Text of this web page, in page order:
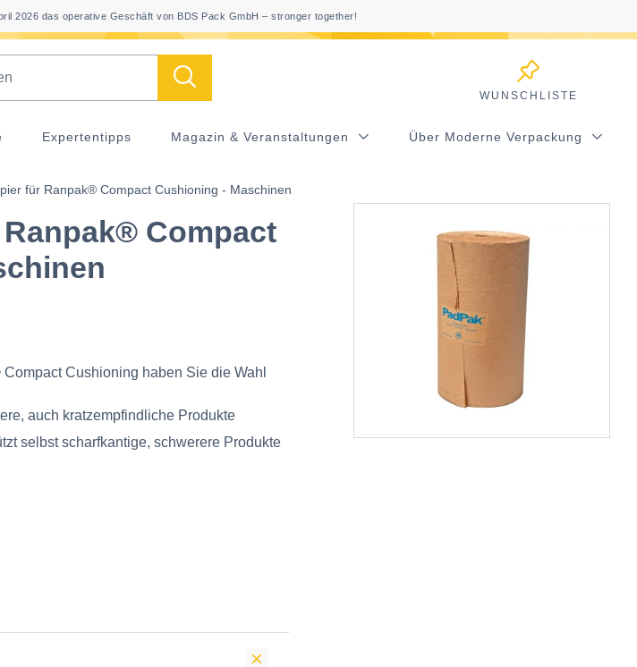
2026 das operative Geschäft von BDS Pack GmbH – stronger together!
WUNSCHLISTE
Expertentipps Magazin & Veranstaltungen Über Moderne Verpackung
für Ranpak® Compact Cushioning - Maschinen
Compact
Cushioning haben Sie die Wahl
auch kratzempfindliche Produkte
selbst scharfkantige, schwerere Produkte